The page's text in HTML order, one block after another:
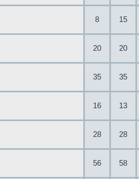
8 15
20 20
35 35
16 13
28 28
56 58